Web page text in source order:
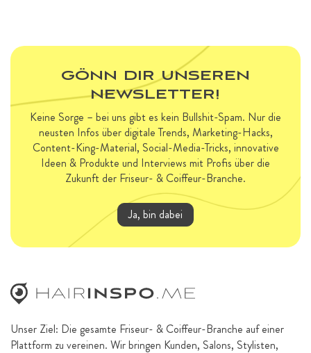
GÖNN DIR UNSEREN
NEWSLETTER!
Keine Sorge – bei uns gibt es kein Bullshit-Spam. Nur die
neusten Infos über digitale Trends, Marketing-Hacks,
Content-King-Material, Social-Media-Tricks, innovative
Ideen & Produkte und Interviews mit Profis über die
Zukunft der Friseur- & Coiffeur-Branche.
Ja, bin dabei
Unser Ziel: Die gesamte Friseur- & Coiffeur-Branche auf einer
Plattform zu vereinen. Wir bringen Kunden, Salons, Stylisten,